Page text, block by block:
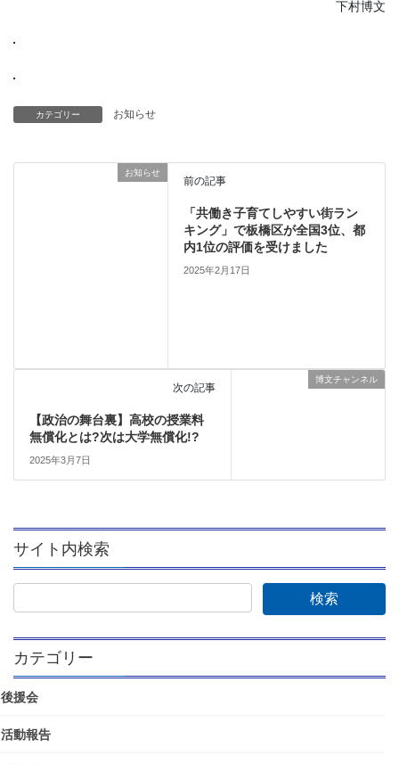
下村博文
カテゴリー お知らせ
お知らせ
前の記事
「共働き子育てしやすい街ラン
キング」で板橋区が全国3位、都
内1位の評価を受けました
2025年2月17日
博文チャンネル
次の記事
【政治の舞台裏】高校の授業料
無償化とは?次は大学無償化!?
2025年3月7日
サイト内検索
カテゴリー
後援会
活動報告